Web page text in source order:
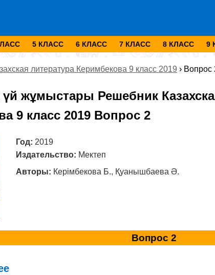
5 КЛАСС 6 КЛАСС 7 КЛАСС 8 КЛАСС 9
литература Керимбекова 9 класс 2019 › Вопрос
жұмыстары Решебник
9 класс 2019 Вопрос 2
Год: 2019
Издательство: Мектеп
Авторы: Керімбекова Б., Қуанышбаева Ә.
Вопрос 2